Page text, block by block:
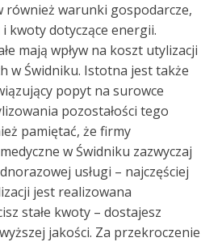
również warunki gospodarcze,
kwoty dotyczące energii.
mają wpływ na koszt utylizacji
w Świdniku. Istotna jest także
popyt na surowce
pozostałości tego
pamiętać, że firmy
w Świdniku zazwyczaj
usługi – najczęściej
jest realizowana
stałe kwoty – dostajesz
jakości. Za przekroczenie